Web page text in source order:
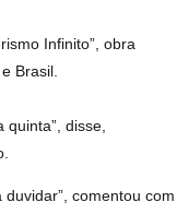
Infinito”, obra
Brasil.
quinta”, disse,
comentou com